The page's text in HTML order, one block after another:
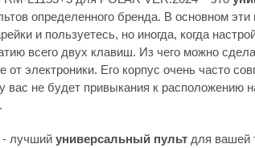
определенного бренда. В основном
и пользуетесь, но иногда, когда
всего двух клавиш. Из чего можно
электроники. Его корпус очень часто
вас не будет привыкания к расположению
- лучший универсальный пульт для вашей